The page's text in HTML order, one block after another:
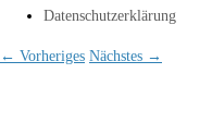
Datenschutzerklärung
← Vorheriges Nächstes →